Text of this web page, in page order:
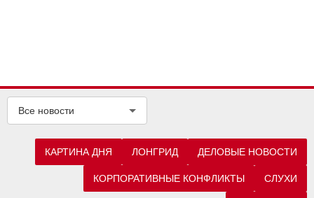
Все новости
КАРТИНА ДНЯ ЛОНГРИД ДЕЛОВЫЕ НОВОСТИ
КОРПОРАТИВНЫЕ КОНФЛИКТЫ СЛУХИ